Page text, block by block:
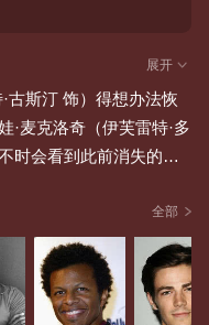
展开
古斯汀 饰）得想办法恢
·麦克洛奇（伊芙雷特·多
时会看到此前消失的女
间线的稳定造成威胁。
全部